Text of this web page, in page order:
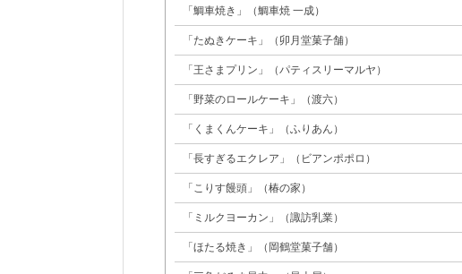
「鯛車焼き」（鯛車焼 一成）
「たぬきケーキ」（卯月堂菓子舗）
「王さまプリン」（パティスリーマルヤ）
「野菜のロールケーキ」（渡六）
「くまくんケーキ」（ふりあん）
「長すぎるエクレア」（ビアンポポロ）
「こりす饅頭」（椿の家）
「ミルクヨーカン」（諏訪乳業）
「ほたる焼き」（岡鶴堂菓子舗）